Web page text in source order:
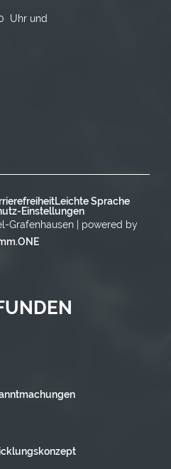
Uhr und
Uhr
Leichte Sprache
Einstellungen
Grafenhausen | powered by